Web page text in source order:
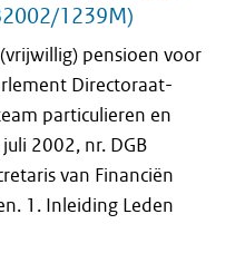
1239M)
pensioen voor
Directoraat-
particulieren en
2002, nr. DGB
van Financiën
1. Inleiding Leden